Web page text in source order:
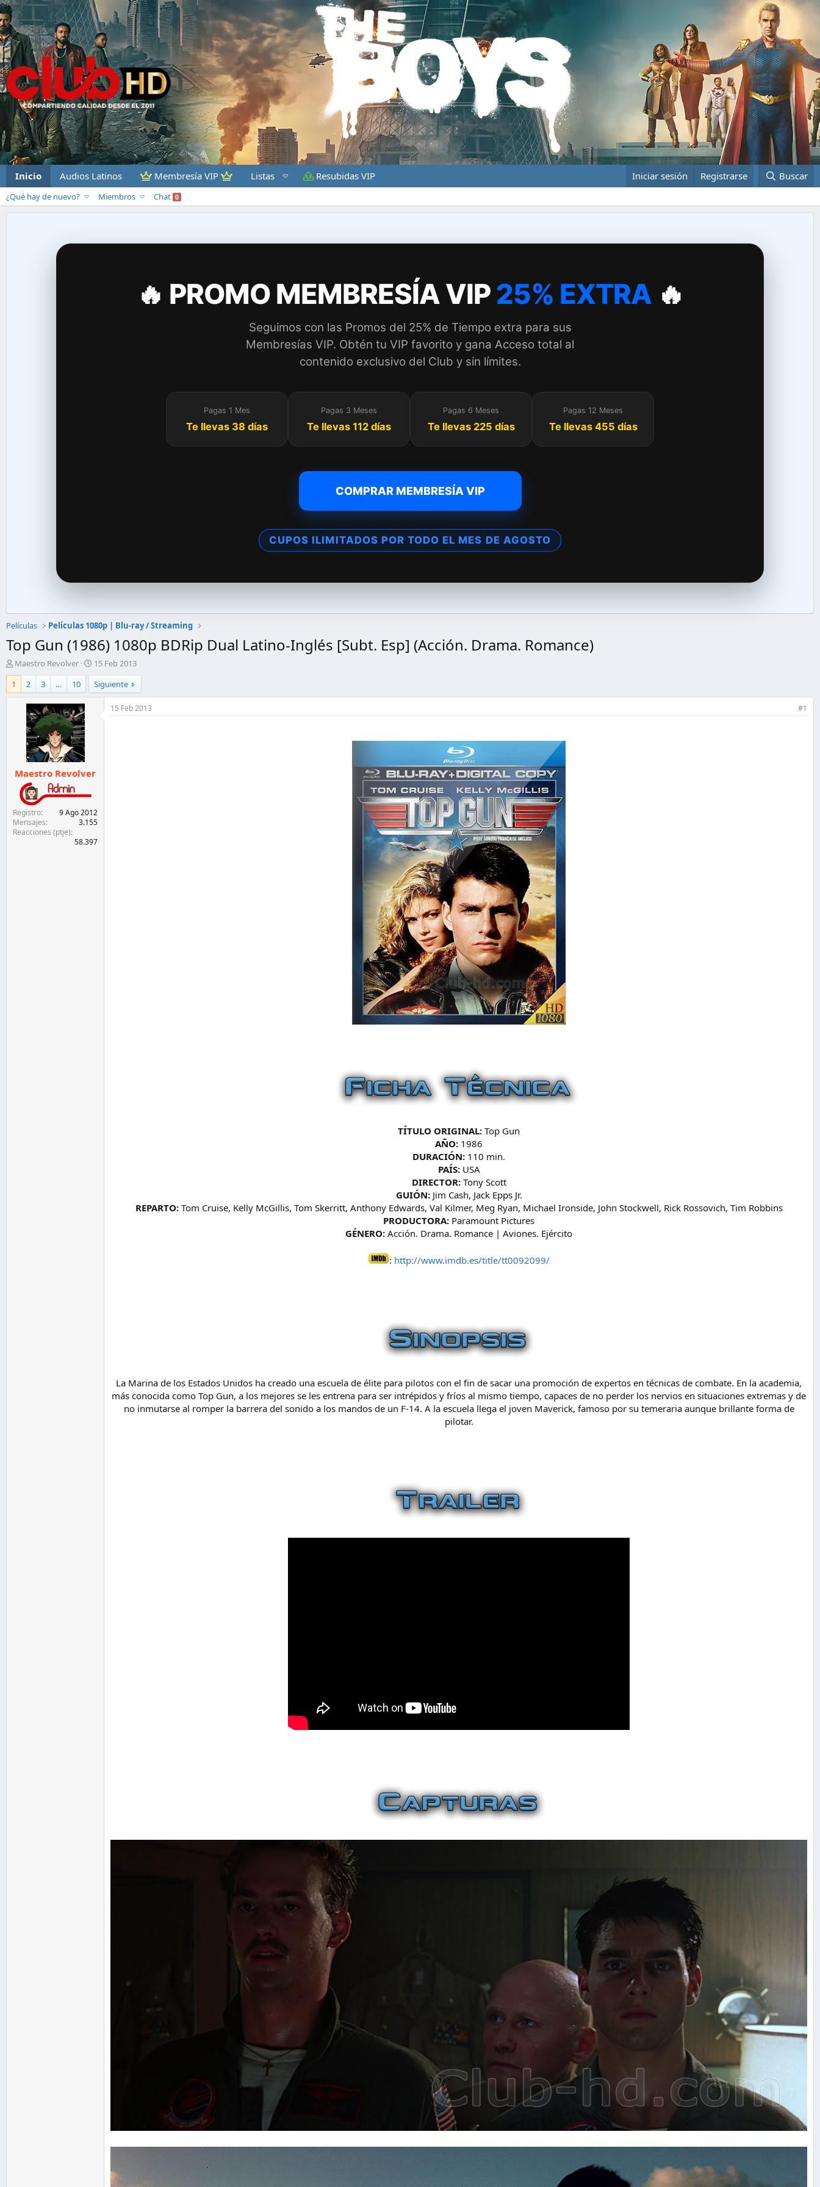
Inicio Audios Latinos Membresía VIP Listas Resubidas VIP Iniciar sesión Registrarse Buscar
¿Qué hay de nuevo? Miembros Chat 0
🔥 PROMO MEMBRESÍA VIP25% EXTRA🔥
Seguimos con las Promos del 25% de Tiempo extra para sus
Membresías VIP. Obtén tu VIP favorito y gana Acceso total al
contenido exclusivo del Club y sin límites.
Pagas 1 Mes
Te llevas 38 días
Pagas 3 Meses
Te llevas 112 días
Pagas 6 Meses
Te llevas 225 días
Pagas 12 Meses
Te llevas 455 días
COMPRAR MEMBRESÍA VIP
CUPOS ILIMITADOS POR TODO EL MES DE AGOSTO
Películas Películas 1080p | Blu-ray / Streaming
Top Gun (1986) 1080p BDRip Dual Latino-Inglés [Subt. Esp] (Acción. Drama. Romance)
A
u
t
o
m
Maestro Revolver
F
e
c
h
c
15 Feb 2013
1
2 3 … 10 Siguiente
Maestro Revolver
Registro
9 Ago 2012
Mensajes
3.155
Reacciones (ptje)
58.397
15 Feb 2013 #1
TÍTULO ORIGINAL: Top Gun
AÑO: 1986
DURACIÓN: 110 min.
PAÍS:USA
DIRECTOR:Tony Scott
GUIÓN:Jim Cash, Jack Epps Jr.
REPARTO:Tom Cruise, Kelly McGillis, Tom Skerritt, Anthony Edwards, Val Kilmer, Meg Ryan, Michael Ironside, John Stockwell, Rick Rossovich, Tim Robbins
PRODUCTORA: Paramount Pictures
GÉNERO: Acción. Drama. Romance | Aviones. Ejército
: http://www.imdb.es/title/tt0092099/
La Marina de los Estados Unidos ha creado una escuela de élite para pilotos con el fin de sacar una promoción de expertos en técnicas de combate. En la academia,
más conocida como Top Gun, a los mejores se les entrena para ser intrépidos y fríos al mismo tiempo, capaces de no perder los nervios en situaciones extremas y de
no inmutarse al romper la barrera del sonido a los mandos de un F-14. A la escuela llega el joven Maverick, famoso por su temeraria aunque brillante forma de
pilotar.